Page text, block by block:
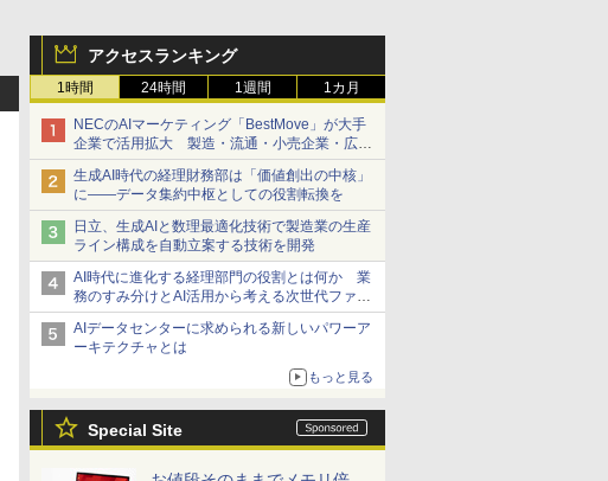
アクセスランキング
1時間 24時間 1週間 1カ月
NECのAIマーケティング「BestMove」が大手
企業で活用拡大 製造・流通・小売企業・広告
代理店などが実装フェーズへ
生成AI時代の経理財務部は「価値創出の中核」
に――データ集約中枢としての役割転換を
日立、生成AIと数理最適化技術で製造業の生産
ライン構成を自動立案する技術を開発
AI時代に進化する経理部門の役割とは何か 業
務のすみ分けとAI活用から考える次世代ファイ
ナンス戦略
AIデータセンターに求められる新しいパワーア
ーキテクチャとは
もっと見る
Special Site